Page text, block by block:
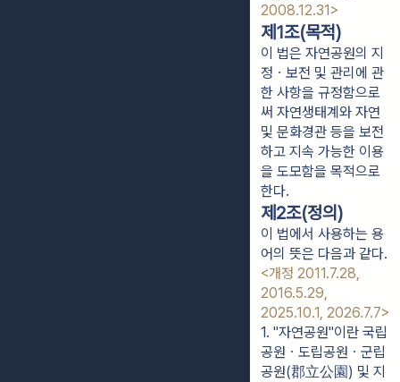
2008.12.31>
제1조(목적)
이 법은 자연공원의 지
정ㆍ보전 및 관리에 관
한 사항을 규정함으로
써 자연생태계와 자연
및 문화경관 등을 보전
하고 지속 가능한 이용
을 도모함을 목적으로
한다.
제2조(정의)
이 법에서 사용하는 용
어의 뜻은 다음과 같다.
<개정 2011.7.28,
2016.5.29,
2025.10.1, 2026.7.7>
1. "자연공원"이란 국립
공원ㆍ도립공원ㆍ군립
공원(郡立公園) 및 지